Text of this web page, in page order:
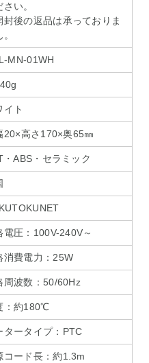
さい。
後の返品は承っておりま
MN-01WH
イト
20×高さ170×奥65㎜
・ABS・セラミック
電圧：100V-240V～
消費電力：25W
周波数：50/60Hz
：約180℃
タータイプ：PTC
コード長：約1.3m